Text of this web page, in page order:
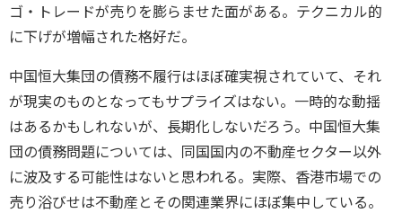
ゴ・トレードが売りを膨らませた面がある。テクニカル的
に下げが増幅された格好だ。
中国恒大集団の債務不履行はほぼ確実視されていて、それ
が現実のものとなってもサプライズはない。一時的な動揺
はあるかもしれないが、長期化しないだろう。中国恒大集
団の債務問題については、同国国内の不動産セクター以外
に波及する可能性はないと思われる。実際、香港市場での
売り浴びせは不動産とその関連業界にほぼ集中している。